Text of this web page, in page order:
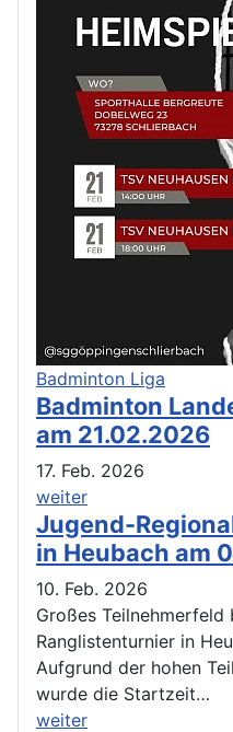
Badminton Liga
Badminton
am 21.02.2026
17. Feb. 2026
weiter
Jugend-
in Heubach am
10. Feb. 2026
Großes Teilnehmerfeld
Ranglistenturnier in
Aufgrund der hohen
wurde die Startzeit…
weiter